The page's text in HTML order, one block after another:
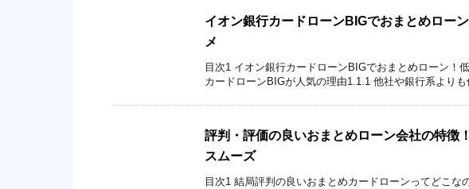
イオン銀行カードローンBIGでおまとめロー
メ
目次1 イオン銀行カードローンBIGでおまとめローン！
カードローンBIGが人気の理由1.1.1 他社や銀行系より
評判・評価の良いおまとめローン会社の特徴
スムーズ
目次1 結局評判の良いおまとめカードローンってどこ